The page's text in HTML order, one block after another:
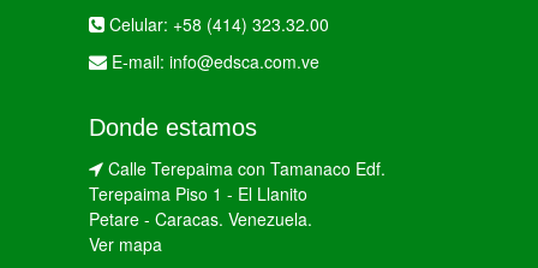
Celular: +58 (414) 323.32.00
E-mail: info@edsca.com.ve
Donde estamos
Calle Terepaima con Tamanaco Edf.
Terepaima Piso 1 - El Llanito
Petare - Caracas. Venezuela.
Ver mapa